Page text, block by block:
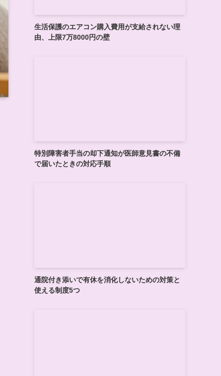
生活保護のエアコン購入費用が支給されない理
由、上限7万8000円の壁
特別障害者手当の却下通知が医師意見書の不備
で届いたときの対応手順
通院付き添いで有休を消化しないための対策と
使える制度5つ